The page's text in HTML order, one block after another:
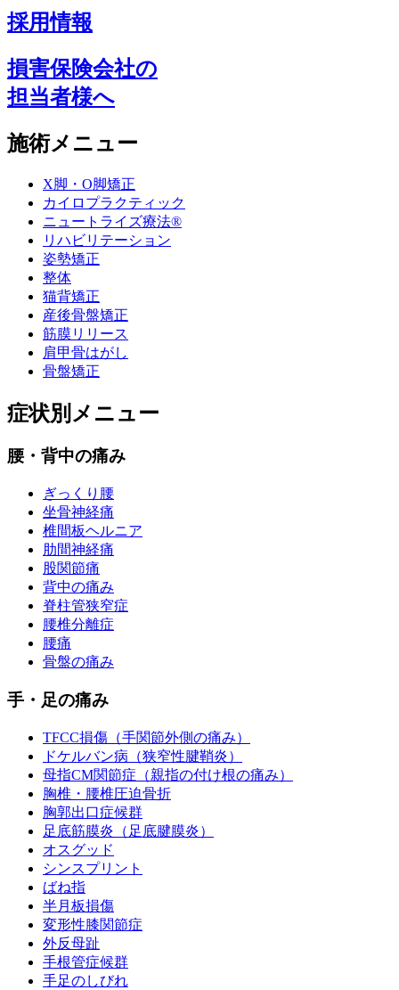
採用情報
損害保険会社の
担当者様へ
施術メニュー
X脚・O脚矯正
カイロプラクティック
ニュートライズ療法®
リハビリテーション
姿勢矯正
整体
猫背矯正
産後骨盤矯正
筋膜リリース
肩甲骨はがし
骨盤矯正
症状別メニュー
腰・背中の痛み
ぎっくり腰
坐骨神経痛
椎間板ヘルニア
肋間神経痛
股関節痛
背中の痛み
脊柱管狭窄症
腰椎分離症
腰痛
骨盤の痛み
手・足の痛み
TFCC損傷（手関節外側の痛み）
ドケルバン病（狭窄性腱鞘炎）
母指CM関節症（親指の付け根の痛み）
胸椎・腰椎圧迫骨折
胸郭出口症候群
足底筋膜炎（足底腱膜炎）
オスグッド
シンスプリント
ばね指
半月板損傷
変形性膝関節症
外反母趾
手根管症候群
手足のしびれ